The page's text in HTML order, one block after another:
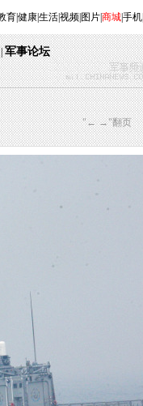
育|健康|生活|视频| 图片|商城|手机|
军事论坛
"← →"翻页